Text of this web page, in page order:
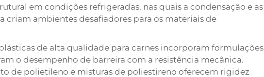
em condições refrigeradas, nas quais a condensação e as
criam ambientes desafiadores para os materiais de
de alta qualidade para carnes incorporam formulações
o desempenho de barreira com a resistência mecânica.
de polietileno e misturas de poliestireno oferecem rigidez